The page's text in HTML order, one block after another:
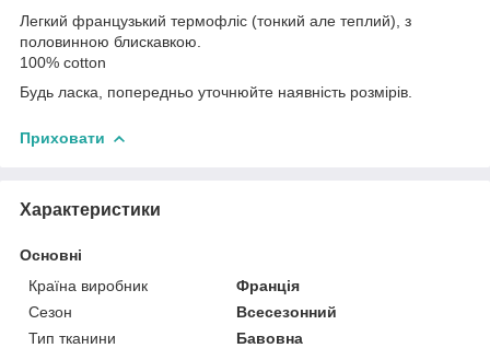
Легкий французький термофліс (тонкий але теплий), з
половинною блискавкою.
100% cotton
Будь ласка, попередньо уточнюйте наявність розмірів.
Приховати
Характеристики
Основні
Країна виробник
Франція
Сезон
Всесезонний
Тип тканини
Бавовна